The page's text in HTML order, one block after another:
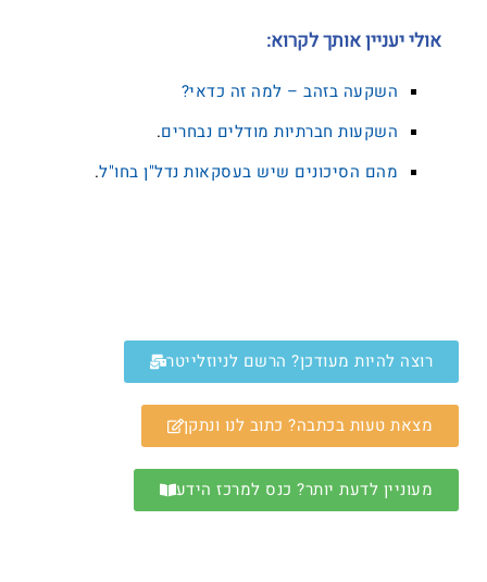
אולי יעניין אותך לקרוא:
השקעה בזהב – למה זה כדאי?
השקעות חברתיות מודלים נבחרים.
מהם הסיכונים שיש בעסקאות נדל"ן בחו"ל.
רוצה להיות מעודכן? הרשם לניוזלייטר
מצאת טעות בכתבה? כתוב לנו ונתקן
מעוניין לדעת יותר? כנס למרכז הידע